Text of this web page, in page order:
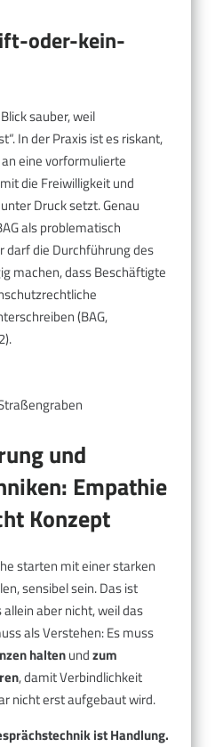
oder-kein-
sauber, weil
In der Praxis ist es riskant,
eine vorformulierte
die Freiwilligkeit und
Druck setzt. Genau
als problematisch
darf die Durchführung des
machen, dass Beschäftigte
(BAG,
und
Empathie
Konzept
starten mit einer starken
sensibel sein. Das ist
aber nicht, weil das
als Verstehen: Es muss
haltenundzum
, damit Verbindlichkeit
nicht erst aufgebaut wird.
ist Handlung.